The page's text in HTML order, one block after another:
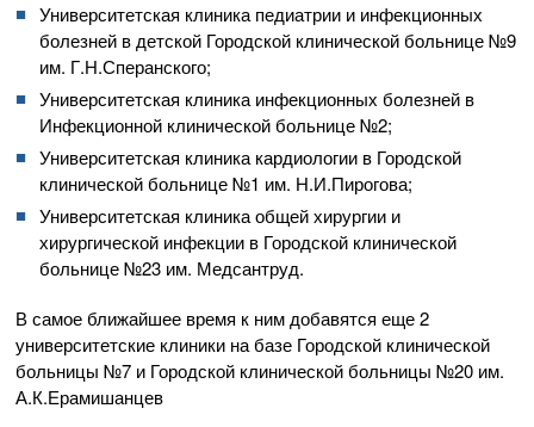
Университетская клиника педиатрии и инфекционных
болезней в детской Городской клинической больнице №9
им. Г.Н.Сперанского;
Университетская клиника инфекционных болезней в
Инфекционной клинической больнице №2;
Университетская клиника кардиологии в Городской
клинической больнице №1 им. Н.И.Пирогова;
Университетская клиника общей хирургии и
хирургической инфекции в Городской клинической
больнице №23 им. Медсантруд.
В самое ближайшее время к ним добавятся еще 2
университетские клиники на базе Городской клинической
больницы №7 и Городской клинической больницы №20 им.
А.К.Ерамишанцев